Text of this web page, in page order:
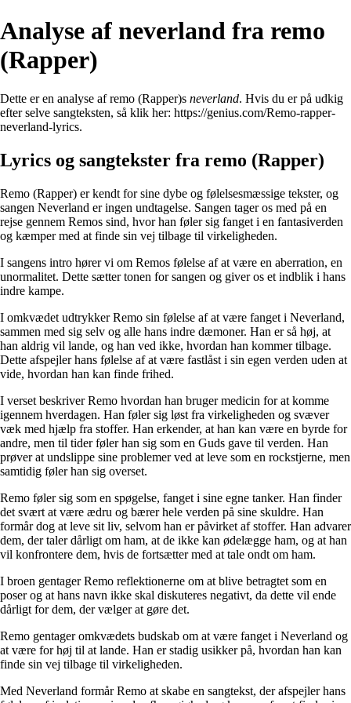
Analyse af ​neverland fra ​remo
(Rapper)
Dette er en analyse af ​remo (Rapper)s ​neverland. Hvis du er på udkig
efter selve sangteksten, så klik her: https://genius.com/Remo-rapper-
neverland-lyrics.
Lyrics og sangtekster fra ​remo (Rapper)
Remo (Rapper) er kendt for sine dybe og følelsesmæssige tekster, og
sangen Neverland er ingen undtagelse. Sangen tager os med på en
rejse gennem Remos sind, hvor han føler sig fanget i en fantasiverden
og kæmper med at finde sin vej tilbage til virkeligheden.
I sangens intro hører vi om Remos følelse af at være en aberration, en
unormalitet. Dette sætter tonen for sangen og giver os et indblik i hans
indre kampe.
I omkvædet udtrykker Remo sin følelse af at være fanget i Neverland,
sammen med sig selv og alle hans indre dæmoner. Han er så høj, at
han aldrig vil lande, og han ved ikke, hvordan han kommer tilbage.
Dette afspejler hans følelse af at være fastlåst i sin egen verden uden at
vide, hvordan han kan finde frihed.
I verset beskriver Remo hvordan han bruger medicin for at komme
igennem hverdagen. Han føler sig løst fra virkeligheden og svæver
væk med hjælp fra stoffer. Han erkender, at han kan være en byrde for
andre, men til tider føler han sig som en Guds gave til verden. Han
prøver at undslippe sine problemer ved at leve som en rockstjerne, men
samtidig føler han sig overset.
Remo føler sig som en spøgelse, fanget i sine egne tanker. Han finder
det svært at være ædru og bærer hele verden på sine skuldre. Han
formår dog at leve sit liv, selvom han er påvirket af stoffer. Han advarer
dem, der taler dårligt om ham, at de ikke kan ødelægge ham, og at han
vil konfrontere dem, hvis de fortsætter med at tale ondt om ham.
I broen gentager Remo reflektionerne om at blive betragtet som en
poser og at hans navn ikke skal diskuteres negativt, da dette vil ende
dårligt for dem, der vælger at gøre det.
Remo gentager omkvædets budskab om at være fanget i Neverland og
at være for høj til at lande. Han er stadig usikker på, hvordan han kan
finde sin vej tilbage til virkeligheden.
Med Neverland formår Remo at skabe en sangtekst, der afspejler hans